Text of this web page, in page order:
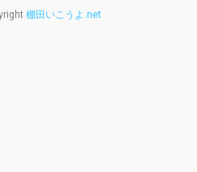
棚田いこうよ.net